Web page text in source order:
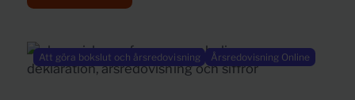
Att göra bokslut och årsredovisning Årsredovisning Online